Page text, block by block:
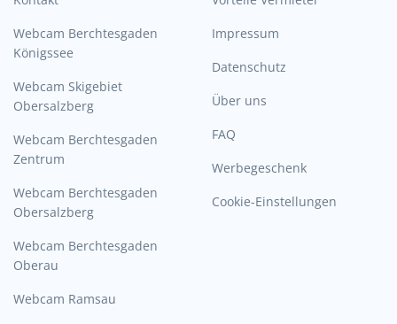
Webcam Berchtesgaden
Königssee
Webcam Skigebiet
Obersalzberg
Webcam Berchtesgaden
Zentrum
Webcam Berchtesgaden
Obersalzberg
Webcam Berchtesgaden
Oberau
Webcam Ramsau
Impressum
Datenschutz
Über uns
FAQ
Werbegeschenk
Cookie-Einstellungen